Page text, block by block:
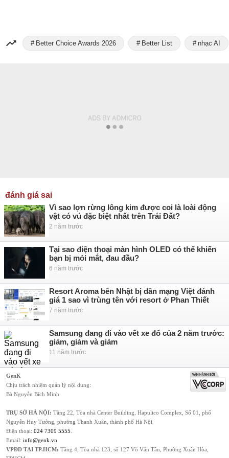
Better Choice Awards 2026 Better List nhạc AI
đánh giá sai
Vì sao lợn rừng lông kim được coi là loài động
vật có vú đặc biệt nhất trên Trái Đất?
2 năm trước
Tại sao điện thoại màn hình OLED có thể khiến
bạn bị mỏi mắt, đau đầu?
6 năm trước
Resort Aroma bên Nhật bị dân mạng Việt đánh
giá 1 sao vì trùng tên với resort ở Phan Thiết
7 năm trước
Samsung đang đi vào vết xe đổ của 2 năm trước:
giảm, giảm và giảm
11 năm trước
GenK
Chịu trách nhiệm quản lý nội dung:
Bà Nguyễn Bích Minh
TRỤ SỞ HÀ NỘI: Tầng 22, Tòa nhà Center Building, Hapulico Complex, Số 01, phố
Nguyễn Huy Tưởng, phường Thanh Xuân, thành phố Hà Nội
Điện thoại: 024 7309 5555
Email: info@genk.vn
VPĐD TẠI TP.HCM: Tầng 4, Tòa nhà 123, số 127 Võ Văn Tần, Phường Xuân Hòa,